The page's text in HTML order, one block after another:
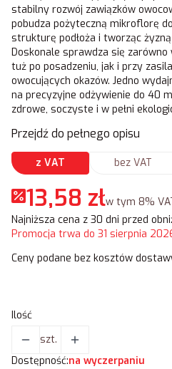
stabilny rozwój zawiązków
pobudza pożyteczną mikroflorę
strukturę podłoża i tworząc
Doskonale sprawdza się
tuż po posadzeniu, jak i przy
owocujących okazów. Jedno
na precyzyjne odżywienie do 40
zdrowe, soczyste i w pełni
Przejdź do pełnego opisu
z VAT bez VAT
13,58 złw tym 8%
w tym 8%
Najniższa cena z 30 dni przed
Promocja trwa do 31 sierpnia
Ceny podane bez kosztów
Ilość
szt.
Dostępność:na wyczerpaniu